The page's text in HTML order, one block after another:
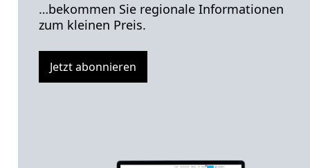
…bekommen Sie regionale Informationen
zum kleinen Preis.
Jetzt abonnieren